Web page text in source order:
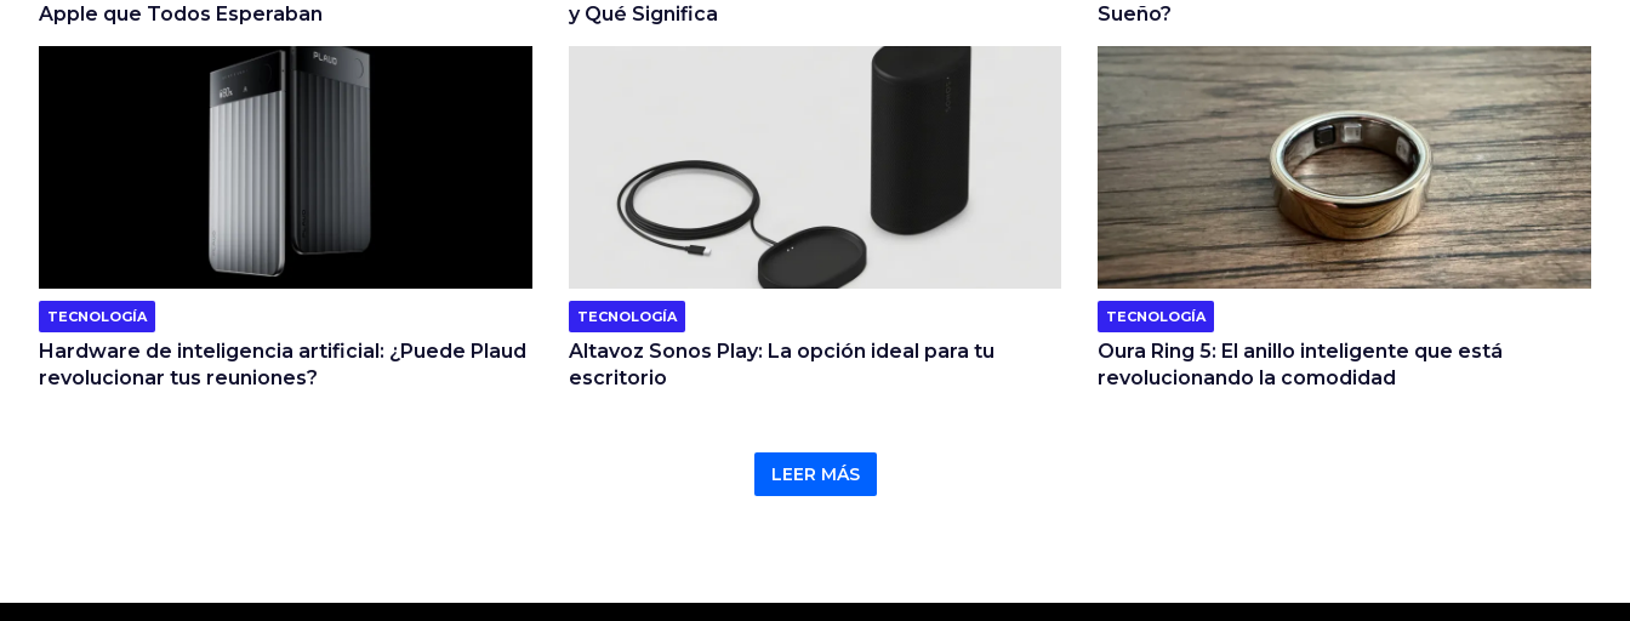
Apple que Todos Esperaban
y Qué Significa
Sueño?
TECNOLOGÍA
Hardware de inteligencia artificial: ¿Puede Plaud
revolucionar tus reuniones?
TECNOLOGÍA
Altavoz Sonos Play: La opción ideal para tu
escritorio
TECNOLOGÍA
Oura Ring 5: El anillo inteligente que está
revolucionando la comodidad
LEER MÁS